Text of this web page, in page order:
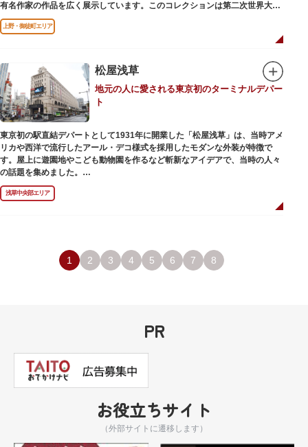
有名作家の作品を広く展示しています。このコレクションは第二次世界大戦
中にフランス政府に接収され、戦後に専用の美術館を創設することを条件に
日本へ寄贈返還されました。
もの。「ル・コルビュジエの建築作品－近代建築運動への顕著な貢献－」の
構成資産の一つとして東京初の世界文化遺産に登録されています。前庭にも
ロダンの彫刻が展示されており、散策しながら美術鑑賞を楽しめるのも魅力
のひとつ。 ボランティア・スタッフと一緒に鑑賞する「美術トーク」や、解
説を聞きながら本館や前庭を一緒に歩く「建築ツアー」など、初めての来館
でも気軽に楽しめるプログラムも用意されています。
上野・御徒町エリア
松屋浅草
地元の人に愛される東京初のターミナルデパー
ト
東京初の駅直結デパートとして1931年に開業した「松屋浅草」は、当時アメ
リカや西洋で流行したアール・デコ様式を採用したモダンな外装が特徴で
す。屋上に遊園地やこども動物園を作るなど斬新なアイデアで、当時の人々
の話題を集めました。
現在は、B1階から地上3階までが松屋浅草の売り場。2012年のリニューアル
で建設当時のシンボル・大時計も復活し、昭和の面影を残す百貨店は今でも
人々に親しまれています。地上1階は 浅草らしい下町銘菓をはじめ、全国か
浅草中央部エリア
1 2 3 4 5 6 7 8
PR
お役立ちサイト
（外部サイトに遷移します）